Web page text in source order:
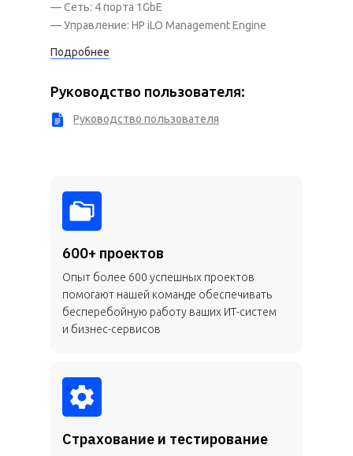
— Сеть: 4 порта 1GbE
— Управление: HP iLO Management Engine
Руководство пользователя
Подробнее
Руководство пользователя:
600+ проектов
Опыт более 600 успешных проектов
помогают нашей команде обеспечивать
бесперебойную работу ваших ИТ-систем
и бизнес-сервисов
Страхование и тестирование